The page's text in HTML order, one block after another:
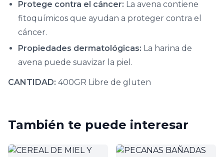
Protege contra el cáncer: La avena contiene
fitoquímicos que ayudan a proteger contra el
cáncer.
Propiedades dermatológicas: La harina de
avena puede suavizar la piel.
CANTIDAD: 400GR Libre de gluten
También te puede interesar